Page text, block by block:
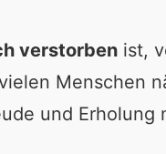
verstorbenist,
Menschen
und Erholung